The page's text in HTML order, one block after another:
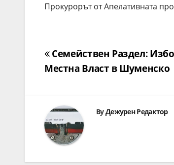
Прокурорът от Апелативната
Навигация
Семействен Раздел:
Местна Власт в Шуменско
ByДежурен Редактор